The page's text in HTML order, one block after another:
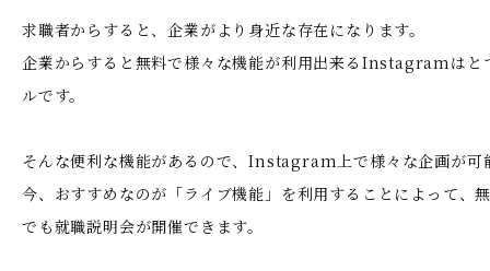
求職者からすると、企業がより身近な存在になります。
企業からすると無料で様々な機能が利用出来るInstagramはと
ルです。
そんな便利な機能があるので、Instagram上で様々な企画が可
今、おすすめなのが「ライブ機能」を利用することによって、
でも就職説明会が開催できます。